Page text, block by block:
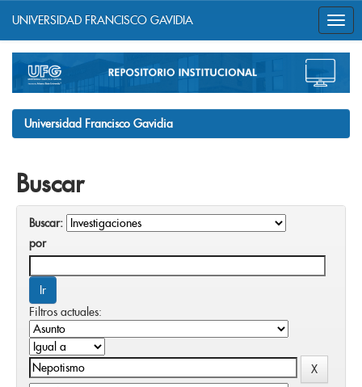
navigation
UNIVERSIDAD FRANCISCO GAVIDIA
Universidad Francisco Gavidia
Buscar
Buscar:
por
Filtros actuales: